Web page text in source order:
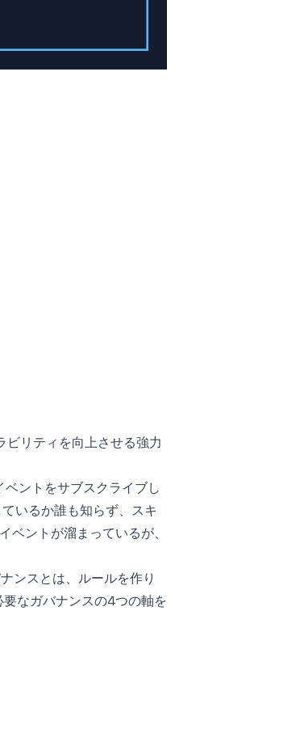
リティを向上させる強力
ントをサブスクライブし
いるか誰も知らず、スキ
ントが溜まっているが、
ンスとは、ルールを作り
なガバナンスの4つの軸を